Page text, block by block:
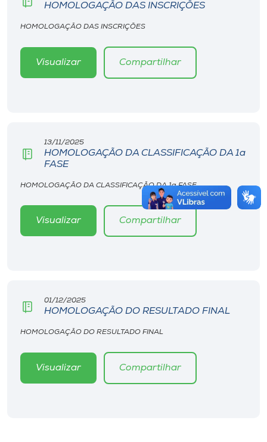
HOMOLOGAÇÃO DAS INSCRIÇÕES
HOMOLOGAÇÃO DAS INSCRIÇÕES
Visualizar Compartilhar
13/11/2025
HOMOLOGAÇÃO DA CLASSIFICAÇÃO DA 1a
FASE
HOMOLOGAÇÃO DA CLASSIFICAÇÃO DA 1a FASE
Visualizar Compartilhar
01/12/2025
HOMOLOGAÇÃO DO RESULTADO FINAL
HOMOLOGAÇÃO DO RESULTADO FINAL
Visualizar Compartilhar